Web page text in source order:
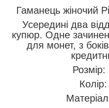
Гаманець жіночий
Усередині два
купюр. Одне
для монет, з